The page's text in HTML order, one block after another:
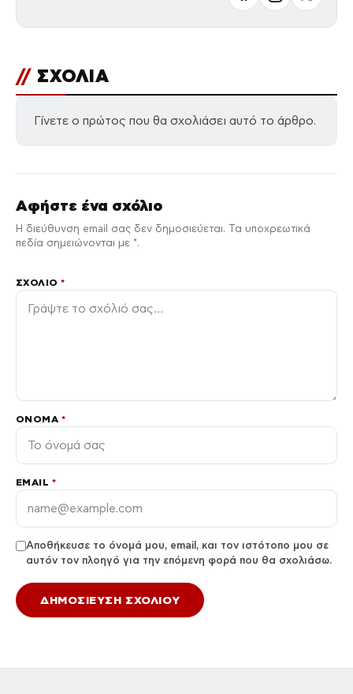
// ΣΧΟΛΙΑ
Γίνετε ο πρώτος που θα σχολιάσει αυτό το άρθρο.
Αφήστε ένα σχόλιο
Η διεύθυνση email σας δεν δημοσιεύεται. Τα υποχρεωτικά
πεδία σημειώνονται με *.
ΣΧΌΛΙΟ*
ΌΝΟΜΑ *
EMAIL *
Αποθήκευσε το όνομά μου, email, και τον ιστότοπο μου σε
αυτόν τον πλοηγό για την επόμενη φορά που θα σχολιάσω.